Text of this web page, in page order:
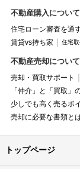
不動産購入について
住宅ローン審査を通
賃貸vs持ち家
住宅
不動産売却について
売却・買取サポート
「仲介」と「買取」
少しでも高く売るポ
売却に必要な書類と
トップページ